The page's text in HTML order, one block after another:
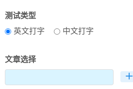
测试类型
英文打字
中文打字
文章选择